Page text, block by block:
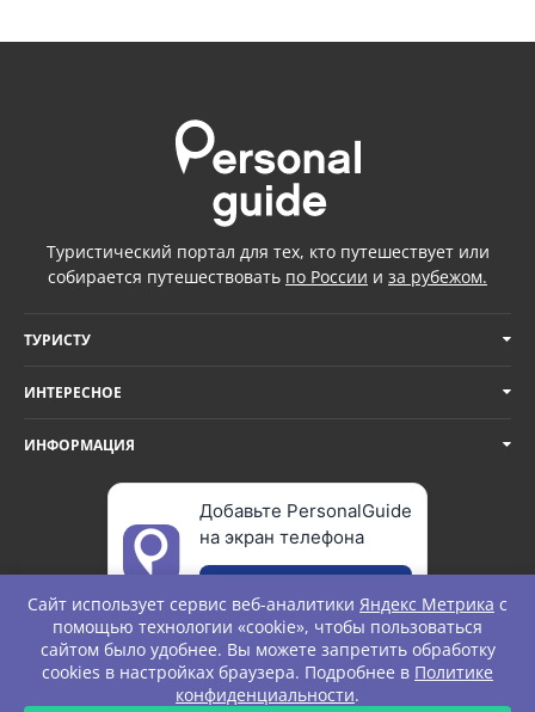
Туристический портал для тех, кто путешествует или
собирается путешествовать по России и за рубежом.
ТУРИСТУ
ИНТЕРЕСНОЕ
ИНФОРМАЦИЯ
Добавьте PersonalGuide
на экран телефона
© Personal Guide. All rights Reserved.
Сайт использует сервис веб-аналитики Яндекс Метрика с
помощью технологии «cookie», чтобы пользоваться
сайтом было удобнее. Вы можете запретить обработку
cookies в настройках браузера. Подробнее в Политике
конфиденциальности.